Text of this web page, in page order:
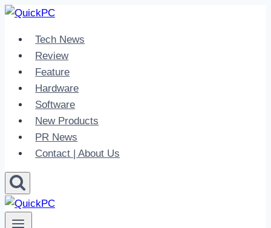
Skip
contentTech News
Review
Feature
Hardware
Software
New Products
PR News
Contact | About Us